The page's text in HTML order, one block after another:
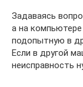
Задаваясь
а на
подопытную в
Если в другой
неисправность